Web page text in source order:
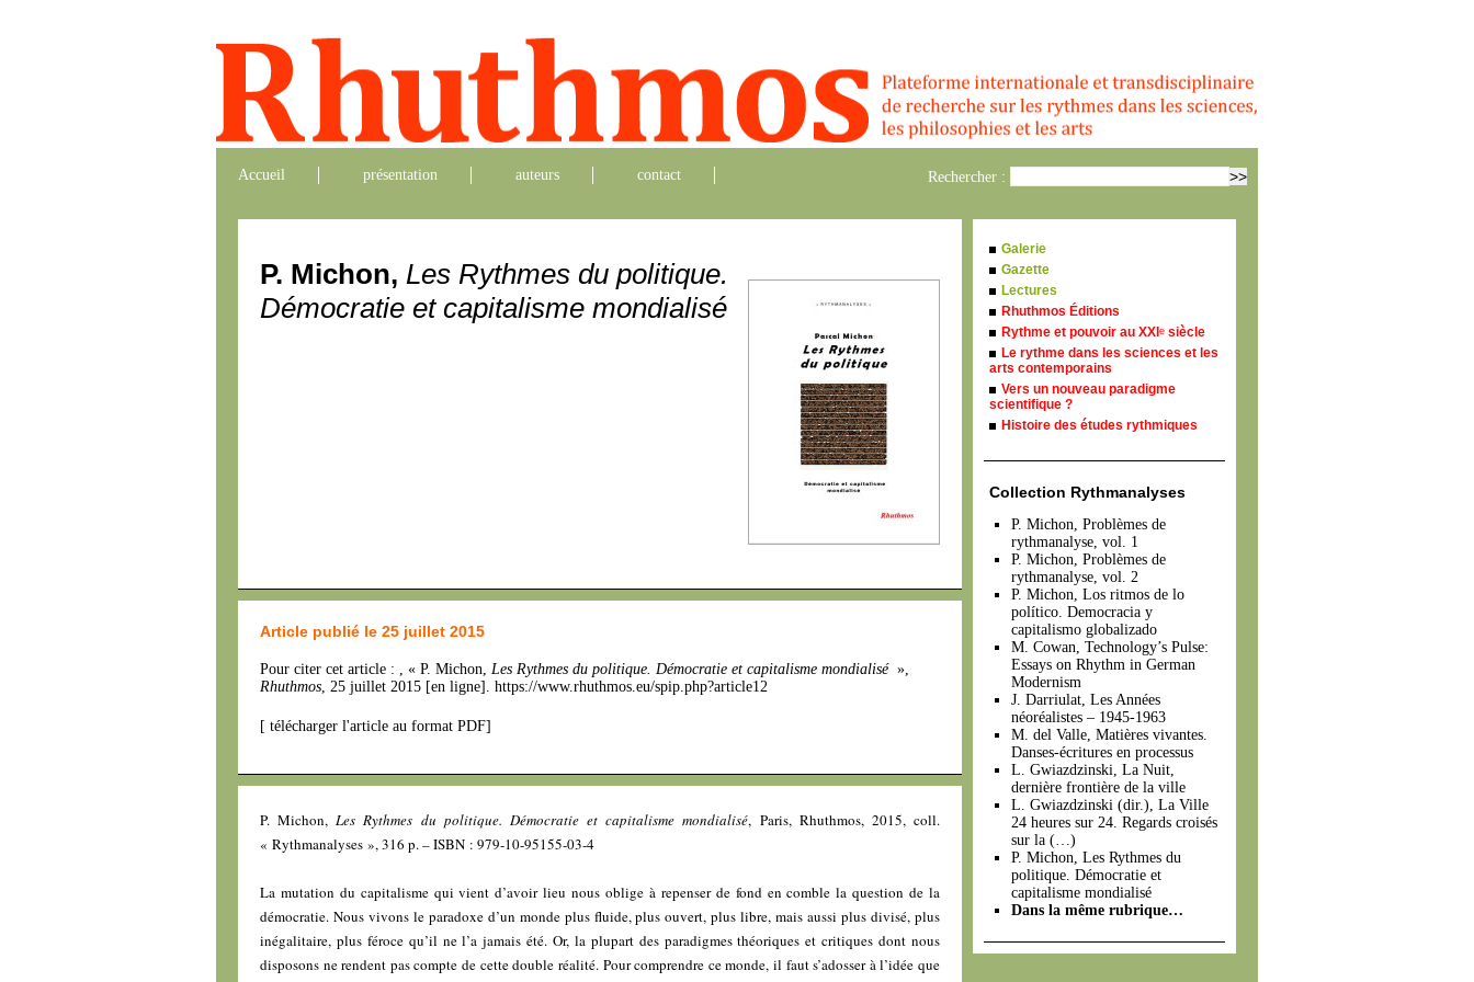
Accueil présentation auteurs contact Rechercher :
P. Michon, Les Rythmes du politique.
Démocratie et capitalisme mondialisé
Article publié le 25 juillet 2015
Pour citer cet article : , « P. Michon, Les Rythmes du politique. Démocratie et capitalisme mondialisé»,
Rhuthmos, 25 juillet 2015 [en ligne]. https://www.rhuthmos.eu/spip.php?article12
[ télécharger l'article au format PDF]
P. Michon,Les Rythmes du politique. Démocratie et capitalisme mondialisé, Paris, Rhuthmos, 2015, coll.
« Rythmanalyses », 316 p. – ISBN : 979-10-95155-03-4
La mutation du capitalisme qui vient d’avoir lieu nous oblige à repenser de fond en comble la question de la
démocratie. Nous vivons le paradoxe d’un monde plus fluide, plus ouvert, plus libre, mais aussi plus divisé, plus
inégalitaire, plus féroce qu’il ne l’a jamais été. Or, la plupart des paradigmes théoriques et critiques dont nous
disposons ne rendent pas compte de cette double réalité. Pour comprendre ce monde, il faut s’adosser à l’idée que
Galerie
Gazette
Lectures
Rhuthmos Éditions
Rythme et pouvoir au XXI e siècle
Le rythme dans les sciences et les
arts contemporains
Vers un nouveau paradigme
scientifique ?
Histoire des études rythmiques
Collection Rythmanalyses
P. Michon, Problèmes de
rythmanalyse, vol. 1
P. Michon, Problèmes de
rythmanalyse, vol. 2
P. Michon, Los ritmos de lo
político. Democracia y
capitalismo globalizado
M. Cowan, Technology’s Pulse:
Essays on Rhythm in German
Modernism
J. Darriulat, Les Années
néoréalistes – 1945-1963
M. del Valle, Matières vivantes.
Danses-écritures en processus
L. Gwiazdzinski, La Nuit,
dernière frontière de la ville
L. Gwiazdzinski (dir.), La Ville
24 heures sur 24. Regards croisés
sur la (…)
P. Michon, Les Rythmes du
politique. Démocratie et
capitalisme mondialisé
Dans la même rubrique…